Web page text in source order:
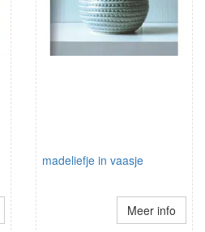
madeliefje in vaasje
Meer info